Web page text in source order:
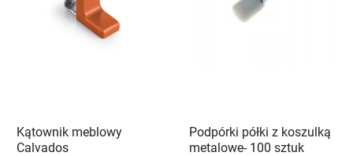
Kątownik meblowy
Calvados
Podpórki półki z koszulką
metalowe- 100 sztuk